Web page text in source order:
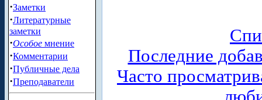
·Заметки
·Литературные
заметки
·Особое мнение
·Комментарии
·Публичные дела
·Преподаватели
Последние
Часто